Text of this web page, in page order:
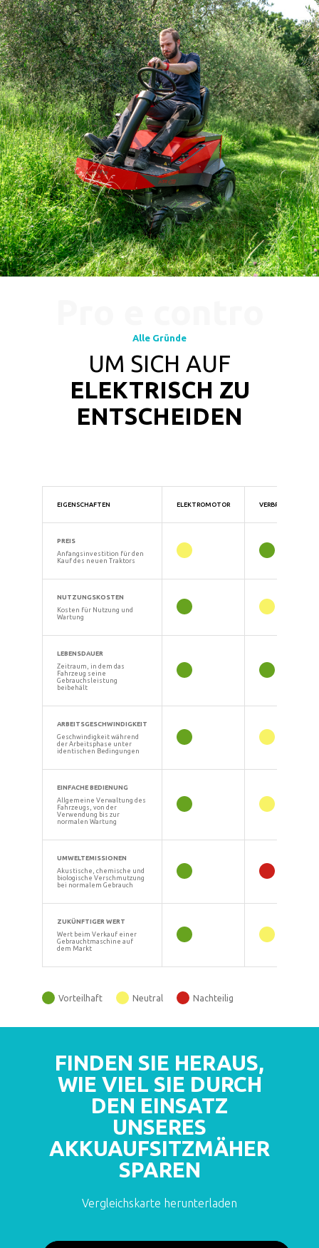
Alle Gründe
UM SICH AUF
ELEKTRISCH ZU
ENTSCHEIDEN
EIGENSCHAFTEN ELEKTROMOTOR
PREIS
Anfangsinvestition für den
Kauf des neuen Traktors
NUTZUNGSKOSTEN
Kosten für Nutzung und
Wartung
LEBENSDAUER
Zeitraum, in dem das
Fahrzeug seine
Gebrauchsleistung
beibehält
ARBEITSGESCHWINDIGKEIT
Geschwindigkeit während
der Arbeitsphase unter
identischen Bedingungen
EINFACHE BEDIENUNG
Allgemeine Verwaltung des
Fahrzeugs, von der
Verwendung bis zur
normalen Wartung
UMWELTEMISSIONEN
Akustische, chemische und
biologische Verschmutzung
bei normalem Gebrauch
ZUKÜNFTIGER WERT
Wert beim Verkauf einer
Gebrauchtmaschine auf
dem Markt
Vorteilhaft Neutral Nachteilig
FINDEN SIE HERAUS,
WIE VIEL SIE DURCH
DEN EINSATZ
UNSERES
AKKUAUFSITZMÄHER
SPAREN
Vergleichskarte herunterladen